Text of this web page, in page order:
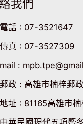
我們
話 : 07-3521647
真 : 07-3527309
:
政 : 高雄市楠梓郵
址 : 81165高雄市